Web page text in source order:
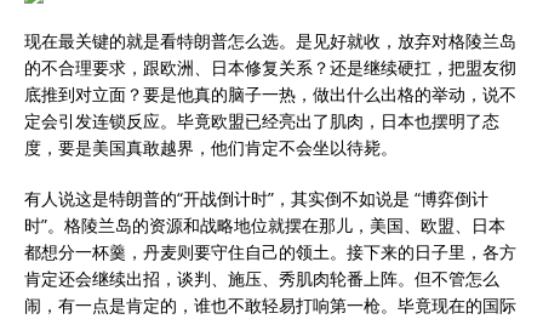
现在最关键的就是看特朗普怎么选。是见好就收，放弃对格陵兰岛
的不合理要求，跟欧洲、日本修复关系？还是继续硬扛，把盟友彻
底推到对立面？要是他真的脑子一热，做出什么出格的举动，说不
定会引发连锁反应。毕竟欧盟已经亮出了肌肉，日本也摆明了态
度，要是美国真敢越界，他们肯定不会坐以待毙。
有人说这是特朗普的“开战倒计时”，其实倒不如说是 “博弈倒计
时”。格陵兰岛的资源和战略地位就摆在那儿，美国、欧盟、日本
都想分一杯羹，丹麦则要守住自己的领土。接下来的日子里，各方
肯定还会继续出招，谈判、施压、秀肌肉轮番上阵。但不管怎么
闹，有一点是肯定的，谁也不敢轻易打响第一枪。毕竟现在的国际